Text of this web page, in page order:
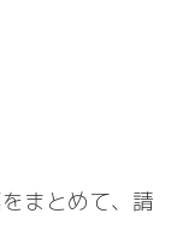
まとめて、請